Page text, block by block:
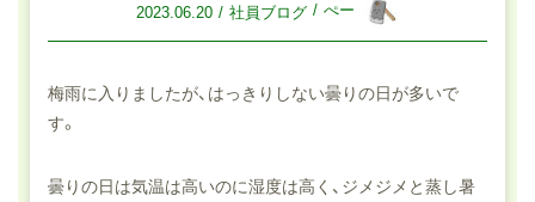
2023.06.20 社員ブログ ぺー
梅雨に入りましたが、はっきりしない曇りの日が多いで
す。
曇りの日は気温は高いのに湿度は高く、ジメジメと蒸し暑